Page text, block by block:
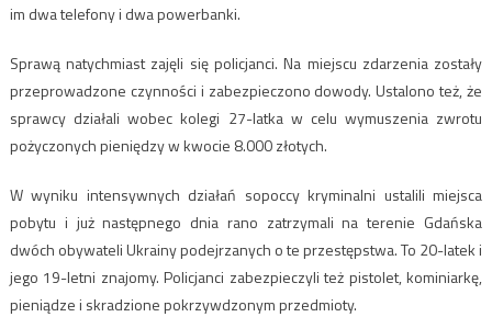
im dwa telefony i dwa powerbanki.
Sprawą natychmiast zajęli się policjanci. Na miejscu zdarzenia zostały
przeprowadzone czynności i zabezpieczono dowody. Ustalono też, że
sprawcy działali wobec kolegi 27-latka w celu wymuszenia zwrotu
pożyczonych pieniędzy w kwocie 8.000 złotych.
W wyniku intensywnych działań sopoccy kryminalni ustalili miejsca
pobytu i już następnego dnia rano zatrzymali na terenie Gdańska
dwóch obywateli Ukrainy podejrzanych o te przestępstwa. To 20-latek i
jego 19-letni znajomy. Policjanci zabezpieczyli też pistolet, kominiarkę,
pieniądze i skradzione pokrzywdzonym przedmioty.